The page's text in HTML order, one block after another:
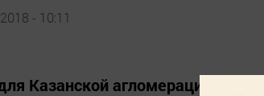
- 10:11
Казанской агломерации